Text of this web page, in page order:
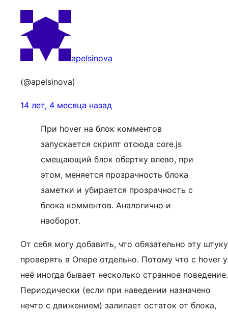
apelsinova
(@apelsinova)
14 лет, 4 месяца назад
При hover на блок комментов
запускается скрипт отсюда core.js
смещающий блок обертку влево, при
этом, меняется прозрачность блока
заметки и убирается прозрачность с
блока комментов. Аналогично и
наоборот.
От себя могу добавить, что обязательно эту штуку
проверять в Опере отдельно. Потому что с hover у
неё иногда бывает несколько странное поведение.
Периодически (если при наведении назначено
нечто с движением) залипает остаток от блока,